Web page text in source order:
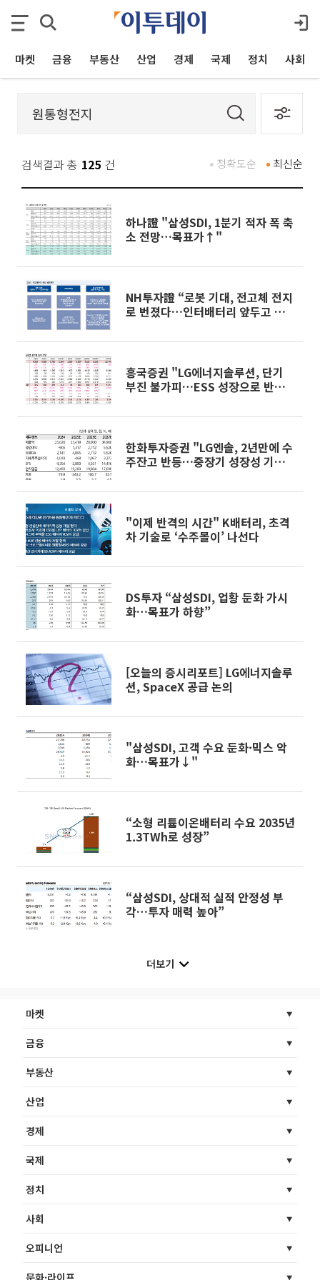
마켓 금융 부동산 산업 경제 국제 정치 사회
검색결과 총 125 건 최신순
정확도순
하나證 "삼성SDI, 1분기 적자 폭 축
소 전망…목표가↑"
NH투자證 “로봇 기대, 전고체 전지
로 번졌다…인터배터리 앞두고 삼성
흥국증권 "LG에너지솔루션, 단기
부진 불가피…ESS 성장으로 반등
한화투자증권 "LG엔솔, 2년만에 수
주잔고 반등…중장기 성장성 기대
"이제 반격의 시간" K배터리, 초격
차 기술로 ‘수주몰이’ 나선다
DS투자 “삼성SDI, 업황 둔화 가시
화…목표가 하향”
[오늘의 증시리포트] LG에너지솔루
션, SpaceX 공급 논의
"삼성SDI, 고객 수요 둔화·믹스 악
화…목표가↓"
“소형 리튬이온배터리 수요 2035년
1.3TWh로 성장”
“삼성SDI, 상대적 실적 안정성 부
각…투자 매력 높아”
더보기
마켓
금융
부동산
산업
경제
국제
정치
사회
오피니언
문화·라이프